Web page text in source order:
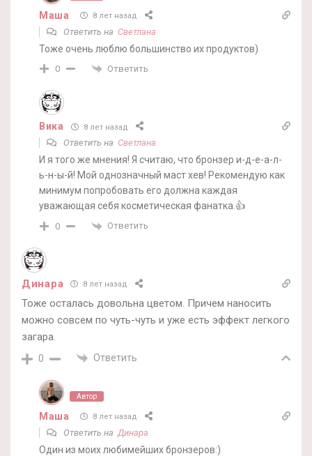
Маша 8 лет назад
Ответить на Светлана
Тоже очень люблю большинство их продуктов)
0 Ответить
Вика 8 лет назад
Ответить на Светлана
И я того же мнения! Я считаю, что бронзер и-д-е-а-л-
ь-н-ы-й! Мой однозначный маст хев! Рекомендую как
минимум попробовать его должна каждая
уважающая себя косметическая фанатка.👍
0 Ответить
Динара 8 лет назад
Тоже осталась довольна цветом. Причем наносить
можно совсем по чуть-чуть и уже есть эффект легкого
загара.
0 Ответить
Автор
Маша 8 лет назад
Ответить на Динара
Один из моих любимейших бронзеров:)